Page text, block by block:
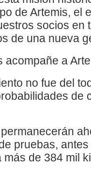
de Artemis, el
socios en
de una nueva
acompañe a
no fue del
de
pruebas,
de 384 mil